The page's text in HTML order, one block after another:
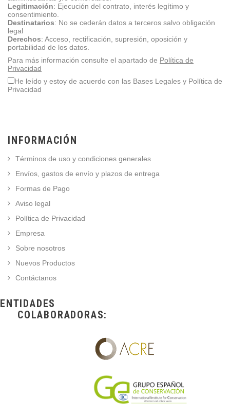
Legitimación: Ejecución del contrato, interés legítimo y
consentimiento.
Destinatarios: No se cederán datos a terceros salvo obligación
legal
Derechos: Acceso, rectificación, supresión, oposición y
portabilidad de los datos.
Para más información consulte el apartado de Política de
Privacidad
He leído y estoy de acuerdo con las Bases Legales y Política de
Privacidad
INFORMACIÓN
Términos de uso y condiciones generales
Envíos, gastos de envío y plazos de entrega
Formas de Pago
Aviso legal
Política de Privacidad
Empresa
Sobre nosotros
Nuevos Productos
Contáctanos
ENTIDADES
COLABORADORAS: